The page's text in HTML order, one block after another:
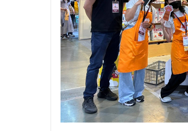
入肉泥桶
►【限量超低價】貓咪夾
乾一次帶10包只要99
►【售完不補】換季出清
額再享85折!!
►【限量超低價】CIAO
泥一包只要$36!!!
►【現貨最低價】CIAO肉
入只要$460!!